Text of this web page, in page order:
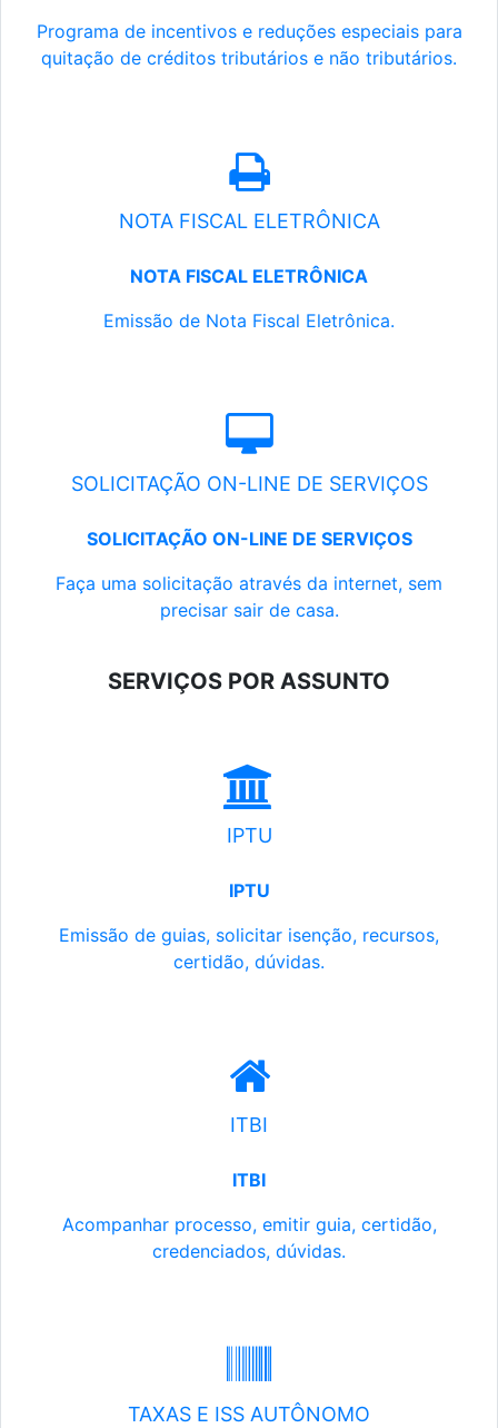
Programa de incentivos e reduções especiais para
quitação de créditos tributários e não tributários.
NOTA FISCAL ELETRÔNICA
NOTA FISCAL ELETRÔNICA
Emissão de Nota Fiscal Eletrônica.
SOLICITAÇÃO ON-LINE DE SERVIÇOS
SOLICITAÇÃO ON-LINE DE SERVIÇOS
Faça uma solicitação através da internet, sem
precisar sair de casa.
SERVIÇOS POR ASSUNTO
IPTU
IPTU
Emissão de guias, solicitar isenção, recursos,
certidão, dúvidas.
ITBI
ITBI
Acompanhar processo, emitir guia, certidão,
credenciados, dúvidas.
TAXAS E ISS AUTÔNOMO